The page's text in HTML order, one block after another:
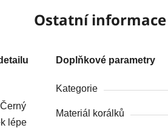
Ostatní informace
lépe
Doplňkové parametry
Kategorie
Materiál korálků